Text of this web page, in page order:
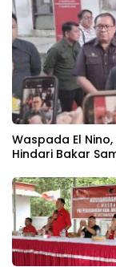
Waspada El
Hindari Bakar